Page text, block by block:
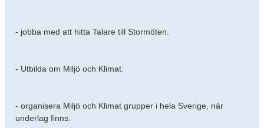
- jobba med att hitta Talare till Stormöten.
- Utbilda om Miljö och Klimat.
- organisera Miljö och Klimat grupper i hela Sverige, när
underlag finns.